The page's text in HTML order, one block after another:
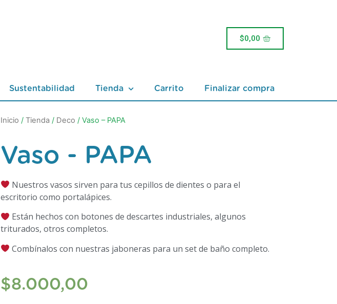
$0,00
Sustentabilidad Tienda Carrito Finalizar compra
Inicio / Tienda / Deco / Vaso – PAPA
Vaso - PAPA
Nuestros vasos sirven para tus cepillos de dientes o para el
escritorio como portalápices.
Están hechos con botones de descartes industriales, algunos
triturados, otros completos.
Combínalos con nuestras jaboneras para un set de baño completo.
$8.000,00